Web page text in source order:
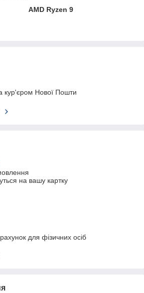
AMD Ryzen 9
кур'єром Нової Пошти
на вашу картку
для фізичних осіб